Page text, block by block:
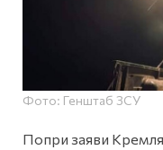
Фото: Генштаб ЗСУ
Попри заяви Кремля